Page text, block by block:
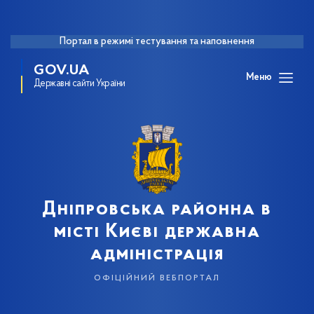
Портал в режимі тестування та наповнення
GOV.UA
Державні сайти України
Меню
Дніпровська районна в
місті Києві державна
адміністрація
офіційний вебпортал